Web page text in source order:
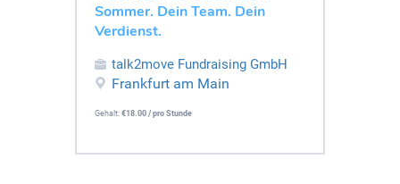
Sommer. Dein Team. Dein
Verdienst.
talk2move Fundraising GmbH
Frankfurt am Main
Gehalt: €18.00 / pro Stunde